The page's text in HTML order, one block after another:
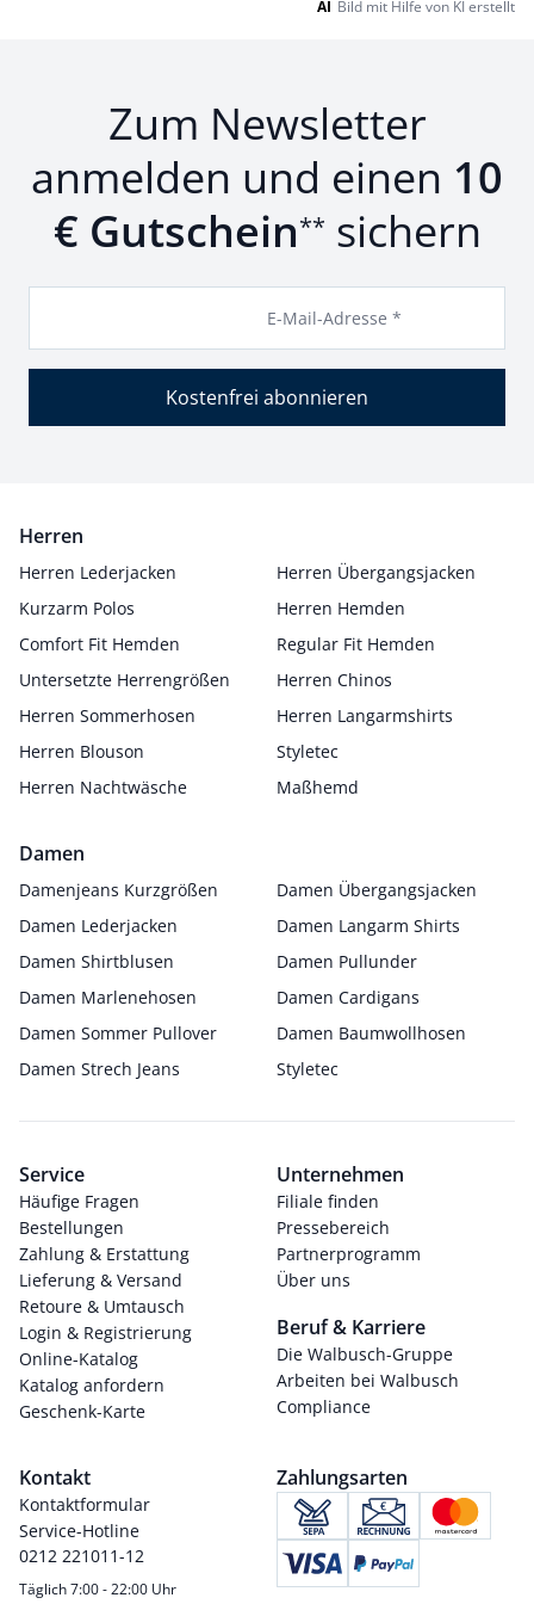
AI Bild mit Hilfe von KI erstellt
Zum Newsletter
anmelden und einen 10
€ Gutschein** sichern
E-Mail-Adresse *
Kostenfrei abonnieren
Herren
Herren Lederjacken
Herren Übergangsjacken
Kurzarm Polos
Herren Hemden
Comfort Fit Hemden
Regular Fit Hemden
Untersetzte Herrengrößen
Herren Chinos
Herren Sommerhosen
Herren Langarmshirts
Herren Blouson
Styletec
Herren Nachtwäsche
Maßhemd
Damen
Damenjeans Kurzgrößen
Damen Übergangsjacken
Damen Lederjacken
Damen Langarm Shirts
Damen Shirtblusen
Damen Pullunder
Damen Marlenehosen
Damen Cardigans
Damen Sommer Pullover
Damen Baumwollhosen
Damen Strech Jeans
Styletec
Service
Häufige Fragen
Bestellungen
Zahlung & Erstattung
Lieferung & Versand
Retoure & Umtausch
Login & Registrierung
Online-Katalog
Katalog anfordern
Geschenk-Karte
Unternehmen
Filiale finden
Pressebereich
Partnerprogramm
Über uns
Beruf & Karriere
Die Walbusch-Gruppe
Arbeiten bei Walbusch
Compliance
Kontakt
Kontaktformular
Service-Hotline
0212 221011-12
Täglich 7:00 - 22:00 Uhr
Zahlungsarten